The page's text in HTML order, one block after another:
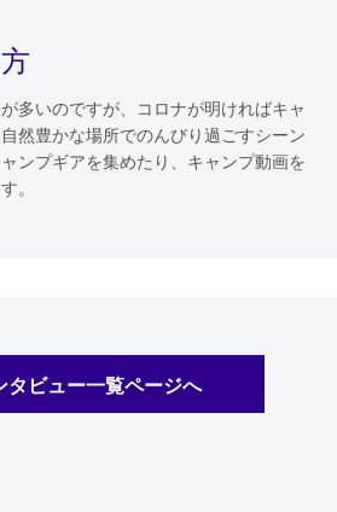
多いのですが、コロナが明ければキャ
然豊かな場所でのんびり過ごすシーン
ンプギアを集めたり、キャンプ動画を
。
タビュー一覧ページへ